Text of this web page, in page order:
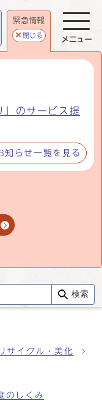
緊急情報
閉じる
」のサービス提
知らせ一覧を見る
メニュー
検索
サイクル・美化
のしくみ